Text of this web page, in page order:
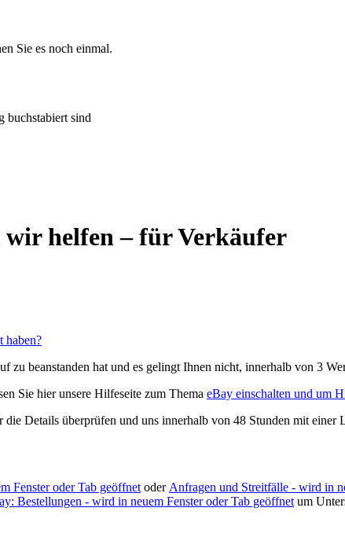
Sie es noch einmal.
buchstabiert sind
wir helfen – für Verkäufer
haben?
zu beanstanden hat und es gelingt Ihnen nicht, innerhalb von 3
Sie hier unsere Hilfeseite zum Thema eBay einschalten und um
Details überprüfen und uns innerhalb von 48 Stunden mit einer
Fenster oder Tab geöffnet oder Anfragen und Streitfälle - wird in
Bestellungen - wird in neuem Fenster oder Tab geöffnet um